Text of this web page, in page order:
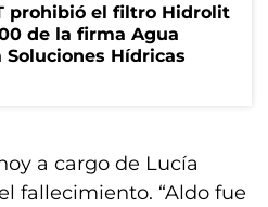
prohibió el filtro Hidrolit
de la firma Agua
Soluciones Hídricas
a cargo de Lucía
fallecimiento. “Aldo fue